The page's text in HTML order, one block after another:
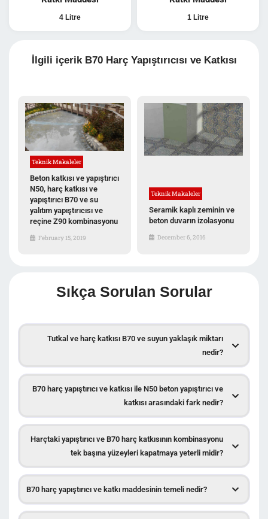
4 Litre 1 Litre
İlgili içerik B70 Harç Yapıştırıcısı ve Katkısı
Teknik Makaleler
Beton katkısı ve yapıştırıcı
N50, harç katkısı ve
yapıştırıcı B70 ve su
yalıtım yapıştırıcısı ve
reçine Z90 kombinasyonu
February 15, 2019
Teknik Makaleler
Seramik kaplı zeminin ve
beton duvarın izolasyonu
December 6, 2016
Sıkça Sorulan Sorular
Tutkal ve harç katkısı B70 ve suyun yaklaşık miktarı
nedir?
B70 harç yapıştırıcı ve katkısı ile N50 beton yapıştırıcı ve
katkısı arasındaki fark nedir?
Harçtaki yapıştırıcı ve B70 harç katkısının kombinasyonu
tek başına yüzeyleri kapatmaya yeterli midir?
B70 harç yapıştırıcı ve katkı maddesinin temeli nedir?